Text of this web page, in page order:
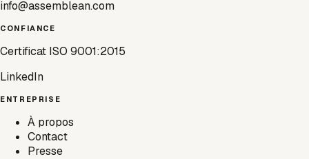
info@assemblean.com
CONFIANCE
Certificat ISO 9001:2015
LinkedIn
ENTREPRISE
À propos
Contact
Presse